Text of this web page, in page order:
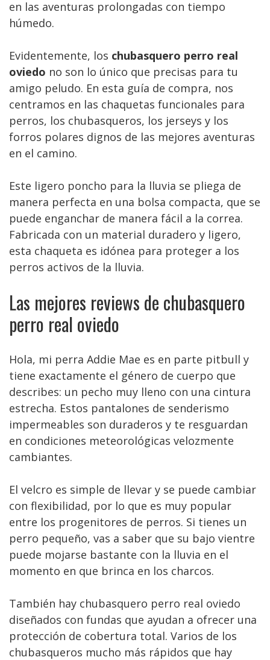
en las aventuras prolongadas con tiempo
húmedo.
Evidentemente, los chubasquero perro real
oviedo no son lo único que precisas para tu
amigo peludo. En esta guía de compra, nos
centramos en las chaquetas funcionales para
perros, los chubasqueros, los jerseys y los
forros polares dignos de las mejores aventuras
en el camino.
Este ligero poncho para la lluvia se pliega de
manera perfecta en una bolsa compacta, que se
puede enganchar de manera fácil a la correa.
Fabricada con un material duradero y ligero,
esta chaqueta es idónea para proteger a los
perros activos de la lluvia.
Las mejores reviews de chubasquero
perro real oviedo
Hola, mi perra Addie Mae es en parte pitbull y
tiene exactamente el género de cuerpo que
describes: un pecho muy lleno con una cintura
estrecha. Estos pantalones de senderismo
impermeables son duraderos y te resguardan
en condiciones meteorológicas velozmente
cambiantes.
El velcro es simple de llevar y se puede cambiar
con flexibilidad, por lo que es muy popular
entre los progenitores de perros. Si tienes un
perro pequeño, vas a saber que su bajo vientre
puede mojarse bastante con la lluvia en el
momento en que brinca en los charcos.
También hay chubasquero perro real oviedo
diseñados con fundas que ayudan a ofrecer una
protección de cobertura total. Varios de los
chubasqueros mucho más rápidos que hay